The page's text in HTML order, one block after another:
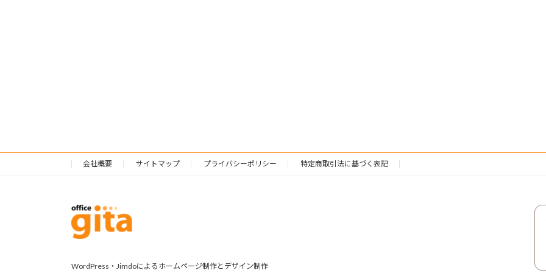
会社概要 サイトマップ プライバシーポリシー 特定商取引法に基づく表記
WordPress・Jimdoによるホームページ制作とデザイン制作